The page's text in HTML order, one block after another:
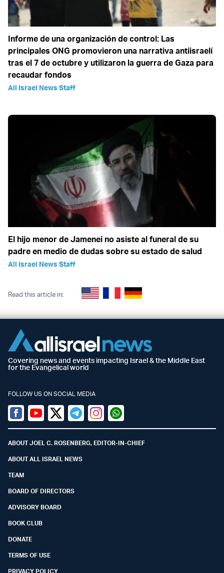
Informe de una organización de control: Las
principales ONG promovieron una narrativa antiisraelí
tras el 7 de octubre y utilizaron la guerra de Gaza para
recaudar fondos
All Israel News Staff
El hijo menor de Jamenei no asiste al funeral de su
padre en medio de dudas sobre su estado de salud
All Israel News Staff
Read this article in:
Covering news and events impacting Israel & the Middle East
for the Evangelical world
FOLLOW US ON SOCIAL MEDIA
Facebook
YoutubeTwitter (X)
TelegramInstagramWhatsapp
ABOUT JOEL C. ROSENBERG, EDITOR-IN-CHIEF
ABOUT ALL ISRAEL NEWS
TEAM
BOARD OF DIRECTORS
ADVISORY BOARD
BOOK CLUB
DONATE
TERMS OF USE
PRIVACY POLICY